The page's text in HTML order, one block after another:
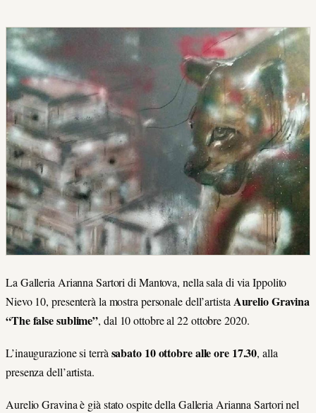
La Galleria Arianna Sartori di Mantova, nella sala di via Ippolito
Nievo 10, presenterà la mostra personale dell’artista Aurelio Gravina
“The false sublime”, dal 10 ottobre al 22 ottobre 2020.
L’inaugurazione si terrà sabato 10 ottobre alle ore 17.30, alla
presenza dell’artista.
Aurelio Gravina è già stato ospite della Galleria Arianna Sartori nel